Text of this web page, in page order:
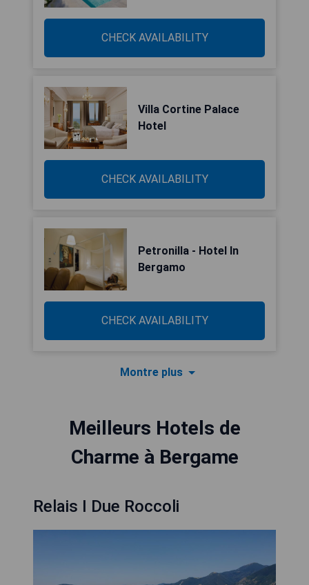
CHECK AVAILABILITY
Villa Cortine Palace
Hotel
CHECK AVAILABILITY
Petronilla - Hotel In
Bergamo
CHECK AVAILABILITY
Montre plus
Meilleurs Hotels de
Charme à Bergame
Relais I Due Roccoli